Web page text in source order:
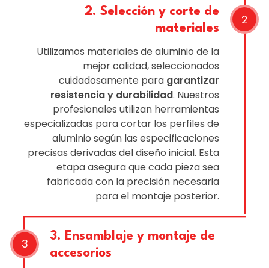
2. Selección y corte de
materiales
Utilizamos materiales de aluminio de la
mejor calidad, seleccionados
cuidadosamente para garantizar
resistencia y durabilidad. Nuestros
profesionales utilizan herramientas
especializadas para cortar los perfiles de
aluminio según las especificaciones
precisas derivadas del diseño inicial. Esta
etapa asegura que cada pieza sea
fabricada con la precisión necesaria
para el montaje posterior.
3. Ensamblaje y montaje de
accesorios